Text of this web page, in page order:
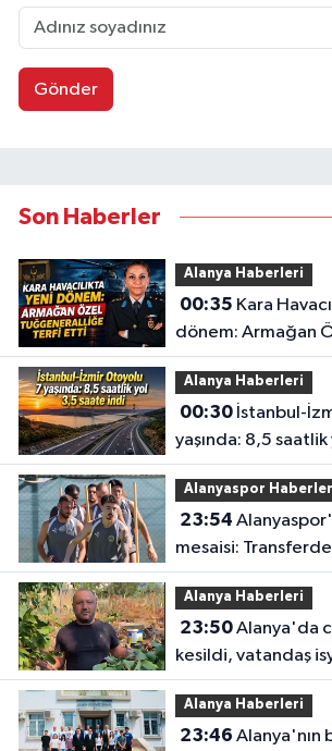
Gönder
Son Haberler
Alanya Haberleri
00:35
dönem: Armağan
Tuğgeneralliğe
Alanya Haberleri
00:30İstanbul-İzmir Otoyolu 7
yaşında: 8,5
Alanyaspor
23:54
mesaisi:
Alanya Haberleri
23:50Alanya'da ceviz ağaçları
kesildi, vatandaş
Alanya Haberleri
23:46